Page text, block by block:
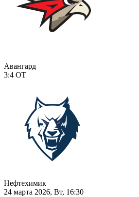
Авангард
3:4 ОТ
Нефтехимик
24 марта 2026, Вт, 16:30